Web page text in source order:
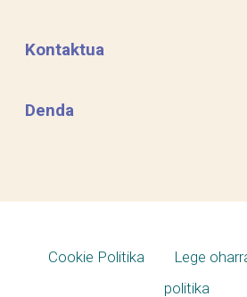
Kontaktua
Denda
Cookie Politika Lege
politika